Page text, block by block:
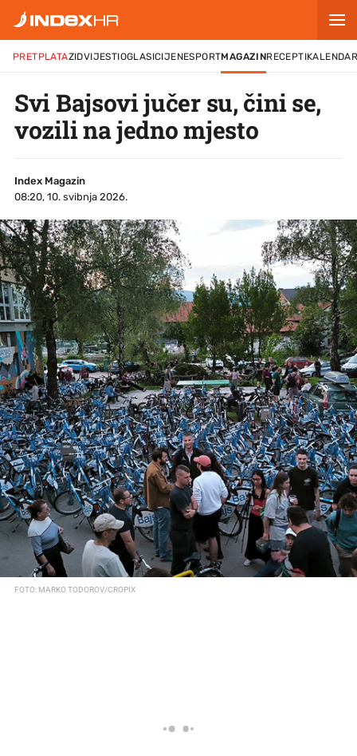
PRETPLATAZIDVIJESTIOGLASICIJENESPORTMAGAZINRECEPTI
Svi Bajsovi jučer su, čini se,
vozili na jedno mjesto
Index Magazin
08:20, 10. svibnja 2026.
FOTO: MARKO TODOROV/CROPIX